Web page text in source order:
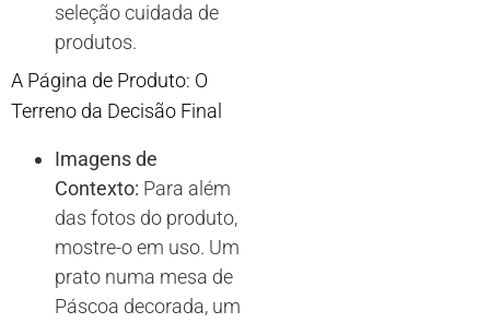
seleção cuidada de
produtos.
A Página de Produto: O
Terreno da Decisão Final
Imagens de
Contexto: Para além
das fotos do produto,
mostre-o em uso. Um
prato numa mesa de
Páscoa decorada, um